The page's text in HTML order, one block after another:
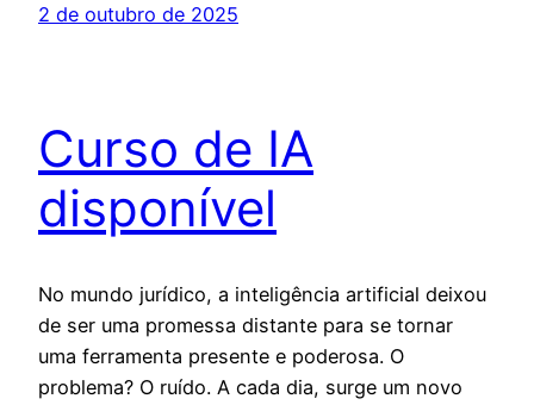
2 de outubro de 2025
Curso de IA
disponível
No mundo jurídico, a inteligência artificial deixou
de ser uma promessa distante para se tornar
uma ferramenta presente e poderosa. O
problema? O ruído. A cada dia, surge um novo